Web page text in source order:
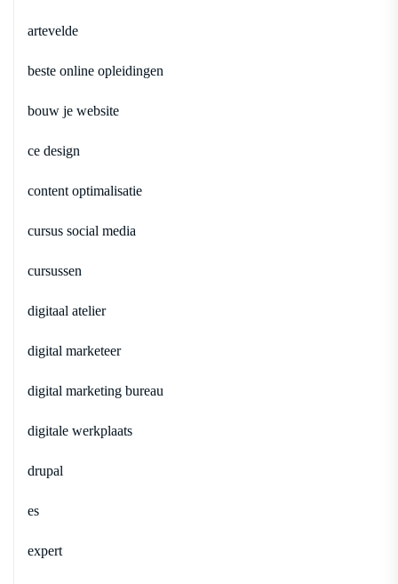
artevelde
beste online opleidingen
bouw je website
ce design
content optimalisatie
cursus social media
cursussen
digitaal atelier
digital marketeer
digital marketing bureau
digitale werkplaats
drupal
es
expert